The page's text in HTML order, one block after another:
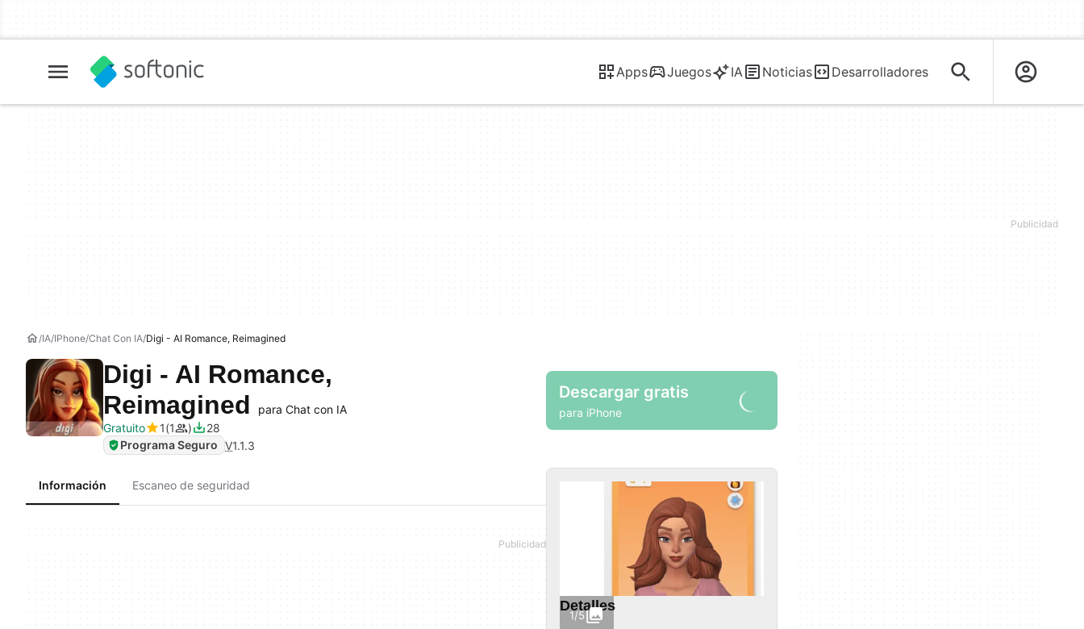
Apps Juegos IA Noticias Desarrolladores
IA IPhone Chat Con IA Digi - AI Romance, Reimagined
Digi - AI Romance,
Reimagined
para Chat con IA
Gratuito
1 1
28
Programa Seguro V1.1.3
Descargar gratis
para iPhone
Información Escaneo de seguridad
1/5
Detalles